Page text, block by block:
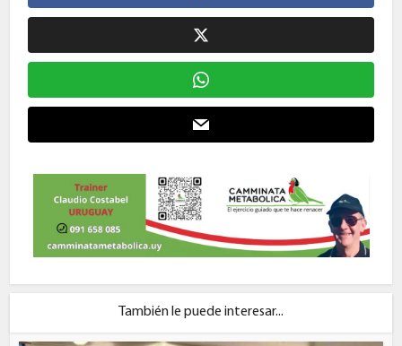
También le puede interesar...